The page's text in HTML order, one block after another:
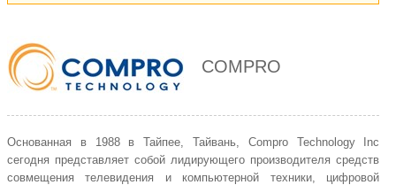
COMPRO
Основанная в 1988 в Тайпее, Тайвань, Compro Technology Inc
сегодня представляет собой лидирующего производителя средств
совмещения телевидения и компьютерной техники, цифровой